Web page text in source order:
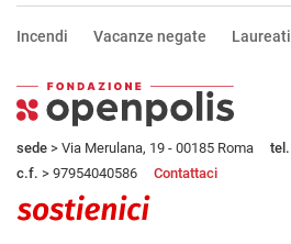
Incendi Vacanze negate Laureati
sede > Via Merulana, 19 - 00185 Roma tel.
c.f. > 97954040586 Contattaci